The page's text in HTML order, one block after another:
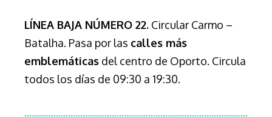
LÍNEA BAJA NÚMERO 22. Circular Carmo –
Batalha. Pasa por las calles más
emblemáticas del centro de Oporto. Circula
todos los días de 09:30 a 19:30.